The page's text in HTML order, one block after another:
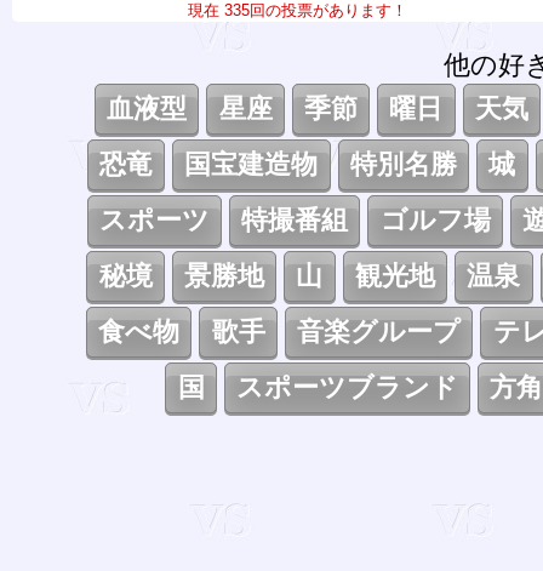
現在 335回の投票があります！
他の好
血液型
星座 季節 曜日
天気
恐竜
国宝建造物 特別名勝
城
スポーツ
特撮番組 ゴルフ場
秘境
景勝地 山 観光地
温泉
食べ物
歌手 音楽グループ
テ
国
スポーツブランド 方角